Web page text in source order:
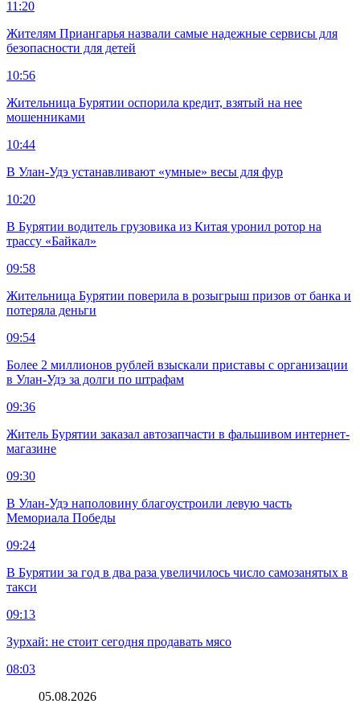
11:20
Жителям Приангарья назвали самые надежные сервисы для
безопасности для детей
10:56
Жительница Бурятии оспорила кредит, взятый на нее
мошенниками
10:44
В Улан-Удэ устанавливают «умные» весы для фур
10:20
В Бурятии водитель грузовика из Китая уронил ротор на
трассу «Байкал»
09:58
Жительница Бурятии поверила в розыгрыш призов от банка и
потеряла деньги
09:54
Более 2 миллионов рублей взыскали приставы с организации
в Улан-Удэ за долги по штрафам
09:36
Житель Бурятии заказал автозапчасти в фальшивом интернет-
магазине
09:30
В Улан-Удэ наполовину благоустроили левую часть
Мемориала Победы
09:24
В Бурятии за год в два раза увеличилось число самозанятых в
такси
09:13
Зурхай: не стоит сегодня продавать мясо
08:03
05.08.2026